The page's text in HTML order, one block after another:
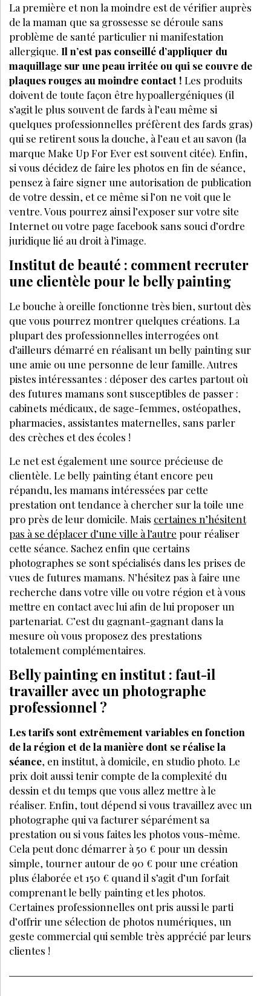
La première et non la moindre est de vérifier auprès
de la maman que sa grossesse se déroule sans
problème de santé particulier ni manifestation
allergique. Il n’est pas conseillé d’appliquer du
maquillage sur une peau irritée ou qui se couvre de
plaques rouges au moindre contact ! Les produits
doivent de toute façon être hypoallergéniques (il
s’agit le plus souvent de fards à l’eau même si
quelques professionnelles préfèrent des fards gras)
qui se retirent sous la douche, à l’eau et au savon (la
marque Make Up For Ever est souvent citée). Enfin,
si vous décidez de faire les photos en fin de séance,
pensez à faire signer une autorisation de publication
de votre dessin, et ce même si l’on ne voit que le
ventre. Vous pourrez ainsi l’exposer sur votre site
Internet ou votre page facebook sans souci d’ordre
juridique lié au droit à l’image.
Institut de beauté : comment recruter
une clientèle pour le belly painting
Le bouche à oreille fonctionne très bien, surtout dès
que vous pourrez montrer quelques créations. La
plupart des professionnelles interrogées ont
d’ailleurs démarré en réalisant un belly painting sur
une amie ou une personne de leur famille. Autres
pistes intéressantes : déposer des cartes partout où
des futures mamans sont susceptibles de passer :
cabinets médicaux, de sage-femmes, ostéopathes,
pharmacies, assistantes maternelles, sans parler
des crèches et des écoles !
Le net est également une source précieuse de
clientèle. Le belly painting étant encore peu
répandu, les mamans intéressées par cette
prestation ont tendance à chercher sur la toile une
pro près de leur domicile. Mais certaines n’hésitent
pas à se déplacer d’une ville à l’autre pour réaliser
cette séance. Sachez enfin que certains
photographes se sont spécialisés dans les prises de
vues de futures mamans. N’hésitez pas à faire une
recherche dans votre ville ou votre région et à vous
mettre en contact avec lui afin de lui proposer un
partenariat. C’est du gagnant-gagnant dans la
mesure où vous proposez des prestations
totalement complémentaires.
Belly painting en institut : faut-il
travailler avec un photographe
professionnel ?
Les tarifs sont extrêmement variables en fonction
de la région et de la manière dont se réalise la
séance, en institut, à domicile, en studio photo. Le
prix doit aussi tenir compte de la complexité du
dessin et du temps que vous allez mettre à le
réaliser. Enfin, tout dépend si vous travaillez avec un
photographe qui va facturer séparément sa
prestation ou si vous faites les photos vous-même.
Cela peut donc démarrer à 50 € pour un dessin
simple, tourner autour de 90 € pour une création
plus élaborée et 150 € quand il s’agit d’un forfait
comprenant le belly painting et les photos.
Certaines professionnelles ont pris aussi le parti
d’offrir une sélection de photos numériques, un
geste commercial qui semble très apprécié par leurs
clientes !